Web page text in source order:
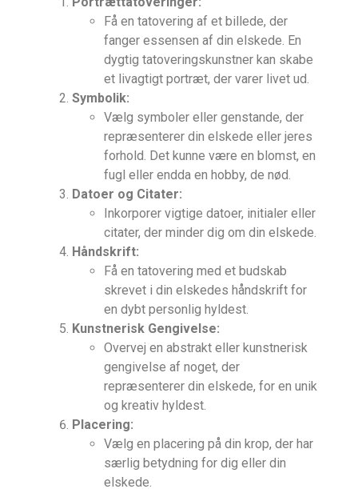
Få en tatovering af et billede, der
fanger essensen af din elskede. En
dygtig tatoveringskunstner kan skabe
et livagtigt portræt, der varer livet ud.
Symbolik:
Vælg symboler eller genstande, der
repræsenterer din elskede eller jeres
forhold. Det kunne være en blomst, en
fugl eller endda en hobby, de nød.
Datoer og Citater:
Inkorporer vigtige datoer, initialer eller
citater, der minder dig om din elskede.
Håndskrift:
Få en tatovering med et budskab
skrevet i din elskedes håndskrift for
en dybt personlig hyldest.
Kunstnerisk Gengivelse:
Overvej en abstrakt eller kunstnerisk
gengivelse af noget, der
repræsenterer din elskede, for en unik
og kreativ hyldest.
Placering:
Vælg en placering på din krop, der har
særlig betydning for dig eller din
elskede.